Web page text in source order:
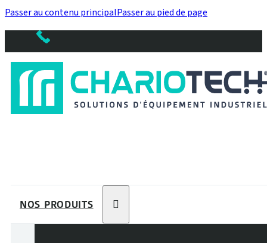
Passer au contenu principalPasser au pied de page
NOS PRODUITS